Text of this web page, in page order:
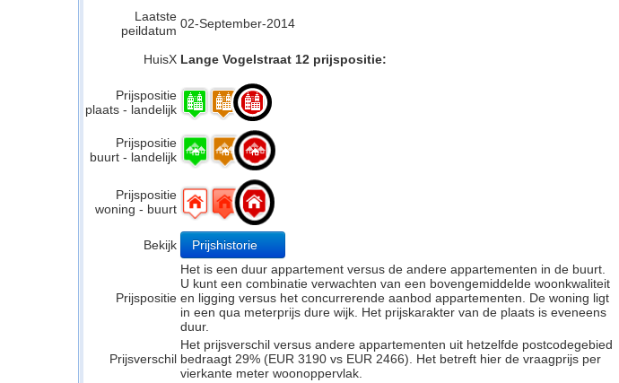
Laatste
peildatum 02-September-2014
HuisX Lange Vogelstraat 12 prijspositie:
Prijspositie
plaats - landelijk
Prijspositie
buurt - landelijk
Prijspositie
woning - buurt
Bekijk Prijshistorie
Prijspositie
Het is een duur appartement versus de andere appartementen in de buurt.
U kunt een combinatie verwachten van een bovengemiddelde woonkwaliteit
en ligging versus het concurrerende aanbod appartementen. De woning ligt
in een qua meterprijs dure wijk. Het prijskarakter van de plaats is eveneens
duur.
Prijsverschil
Het prijsverschil versus andere appartementen uit hetzelfde postcodegebied
bedraagt 29% (EUR 3190 vs EUR 2466). Het betreft hier de vraagprijs per
vierkante meter woonoppervlak.